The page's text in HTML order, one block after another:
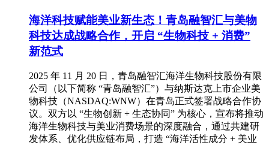
海洋科技赋能美业新生态！青岛融智汇与美物
科技达成战略合作，开启 “生物科技 + 消费”
新范式
2025 年 11 月 20 日，青岛融智汇海洋生物科技股份有限
公司（以下简称 “青岛融智汇”）与纳斯达克上市企业美
物科技（NASDAQ:WNW）在青岛正式签署战略合作协
议。双方以 “生物创新 + 生态协同” 为核心，宣布将推动
海洋生物科技与美业消费场景的深度融合，通过共建研
发体系、优化供应链布局，打造 “海洋活性成分 + 美业